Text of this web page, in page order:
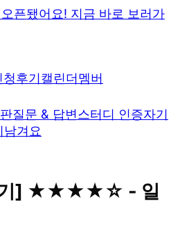
픈됐어요! 지금 바로 보러가
청후기캘린더멤버
질문 & 답변스터디 인증자기
남겨요
기] ★★★★☆ - 일